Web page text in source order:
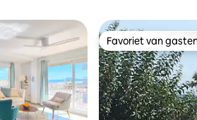
Favoriet van
Favoriet van